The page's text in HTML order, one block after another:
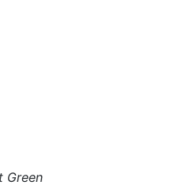
12x38 mm - Enkele Kleuren
Green